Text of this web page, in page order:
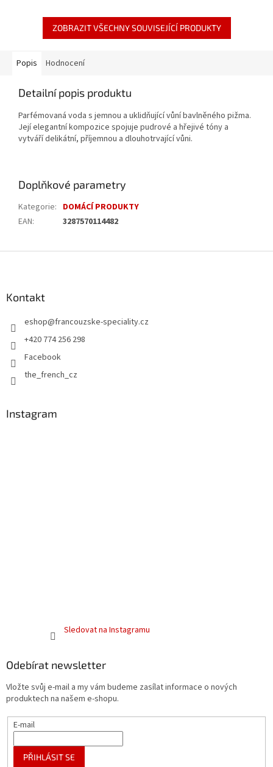
ZOBRAZIT VŠECHNY SOUVISEJÍCÍ PRODUKTY
Popis Hodnocení
Detailní popis produktu
Parfémovaná voda s jemnou a uklidňující vůní bavlněného pižma.
Její elegantní kompozice spojuje pudrové a hřejivé tóny a
vytváří delikátní, příjemnou a dlouhotrvající vůni.
Doplňkové parametry
Kategorie: DOMÁCÍ PRODUKTY
EAN: 3287570114482
Kontakt
eshop@francouzske-speciality.cz
+420 774 256 298
Facebook
the_french_cz
Instagram
Sledovat na Instagramu
Odebírat newsletter
Vložte svůj e-mail a my vám budeme zasílat informace o nových
produktech na našem e-shopu.
E-mail
PŘIHLÁSIT SE